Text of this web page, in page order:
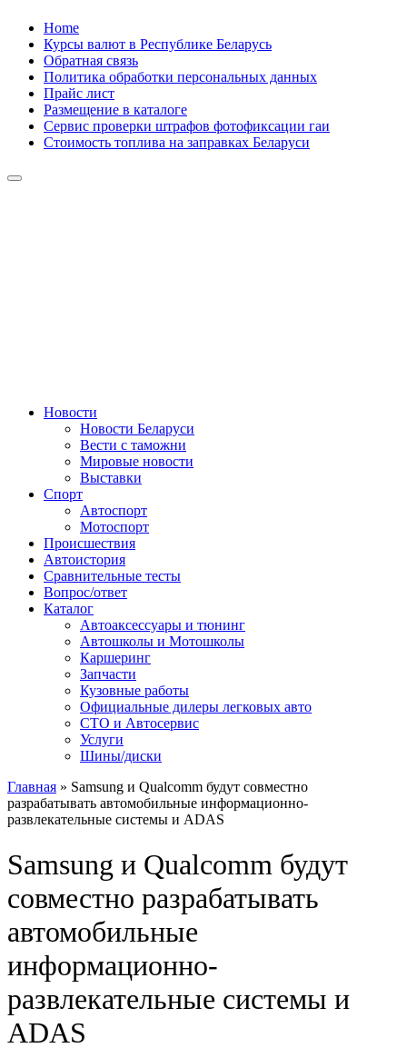
Skip
content
Home
Курсы валют в Республике Беларусь
Обратная связь
Политика обработки персональных данных
Прайс лист
Размещение в каталоге
Сервис проверки штрафов фотофиксации гаи
Стоимость топлива на заправках Беларуси
Сайт про автомобили
Новости
Новости Беларуси
Вести с таможни
Мировые новости
Выставки
Спорт
Автоспорт
Мотоспорт
Происшествия
Автоистория
Сравнительные тесты
Вопрос/ответ
Каталог
Автоакcессуары и тюнинг
Автошколы и Мотошколы
Каршеринг
Запчасти
Кузовные работы
Официальные дилеры легковых авто
СТО и Автосервис
Услуги
Шины/диски
Главная » Samsung и Qualcomm будут совместно
разрабатывать автомобильные информационно-
развлекательные системы и ADAS
Samsung и Qualcomm будут
совместно разрабатывать
автомобильные
информационно-
развлекательные системы и
ADAS